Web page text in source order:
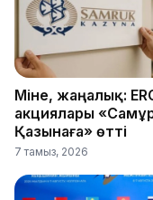
Міне, жаңалық:
акциялары
Қазынаға» өтті
7 тамыз, 2026